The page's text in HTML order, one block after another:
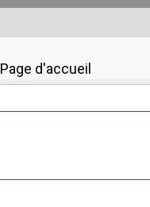
Page d'accueil